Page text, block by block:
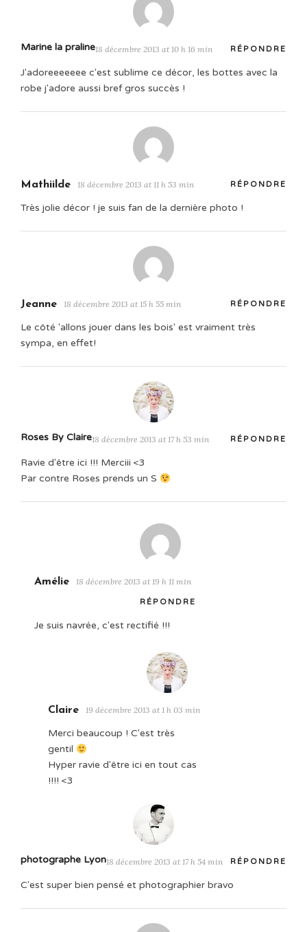
Marine la praline18 décembre 2013 at 10 h 16 min RÉPONDRE
J'adoreeeeeee c'est sublime ce décor, les bottes avec la
robe j'adore aussi bref gros succès !
Mathiilde 18 décembre 2013 at 11 h 53 min RÉPONDRE
Très jolie décor ! je suis fan de la dernière photo !
Jeanne 18 décembre 2013 at 15 h 55 min RÉPONDRE
Le côté 'allons jouer dans les bois' est vraiment très
sympa, en effet!
Roses By Claire18 décembre 2013 at 17 h 53 min RÉPONDRE
Ravie d'être ici !!! Merciii <3
Par contre Roses prends un S
Amélie 18 décembre 2013 at 19 h 11 min
RÉPONDRE
Je suis navrée, c'est rectifié !!!
Claire 19 décembre 2013 at 1 h 03 min
Merci beaucoup ! C'est très
gentil
Hyper ravie d'être ici en tout cas
!!!! <3
photographe Lyon18 décembre 2013 at 17 h 54 min RÉPONDRE
C'est super bien pensé et photographier bravo